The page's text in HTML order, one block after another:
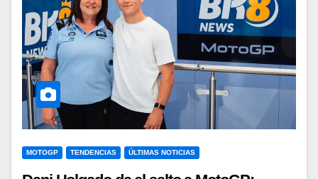
MOTOGP TENDENCIAS ÚLTIMAS NOTICIAS